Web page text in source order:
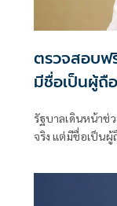
ตรวจสอบฟ
มีชื่อเป็นผู้ถื
รัฐบาลเดินหน้าช่
จริง แต่มีชื่อเป็น
ทั่วประเทศ